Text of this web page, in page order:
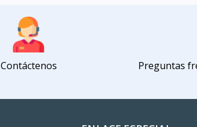
Contáctenos
Preguntas